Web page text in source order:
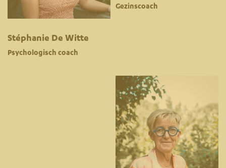
Stéphanie De Witte
Psychologisch coach
Gezinscoach